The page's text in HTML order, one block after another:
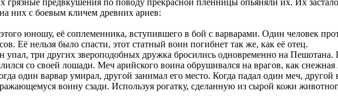
них с боевым кличем древних ариев:
юношу, её соплеменника, вступившего в бой с варварами. Один человек
Её нельзя было спасти, этот статный воин погибнет так же, как её отец.
три других звероподобных дружка бросились одновременно на Пешотана.
со своей лошади. Меч арийского воина обрушивался на врагов, как снежная
один варвар умирал, другой занимал его место. Когда падал один меч, другой
воину сзади. Используя рогатку, сделанную из сырой кожи